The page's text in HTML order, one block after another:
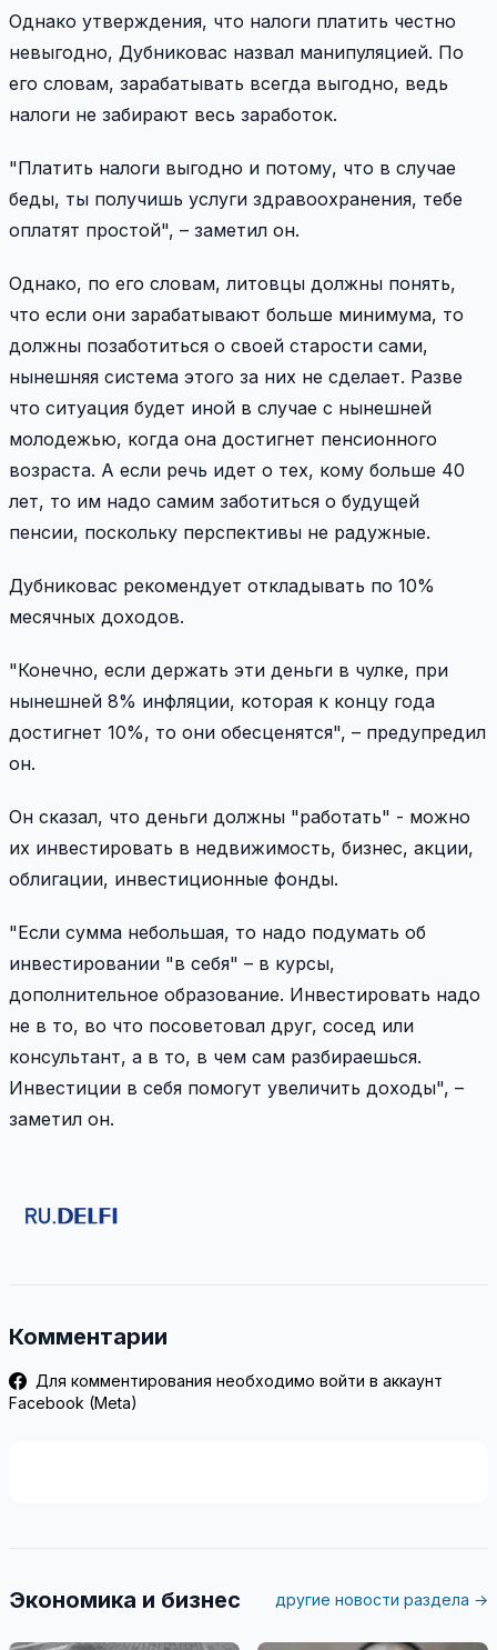
Однако утверждения, что налоги платить честно
невыгодно, Дубниковас назвал манипуляцией. По
его словам, зарабатывать всегда выгодно, ведь
налоги не забирают весь заработок.
"Платить налоги выгодно и потому, что в случае
беды, ты получишь услуги здравоохранения, тебе
оплатят простой", – заметил он.
Однако, по его словам, литовцы должны понять,
что если они зарабатывают больше минимума, то
должны позаботиться о своей старости сами,
нынешняя система этого за них не сделает. Разве
что ситуация будет иной в случае с нынешней
молодежью, когда она достигнет пенсионного
возраста. А если речь идет о тех, кому больше 40
лет, то им надо самим заботиться о будущей
пенсии, поскольку перспективы не радужные.
Дубниковас рекомендует откладывать по 10%
месячных доходов.
"Конечно, если держать эти деньги в чулке, при
нынешней 8% инфляции, которая к концу года
достигнет 10%, то они обесценятся", – предупредил
он.
Он сказал, что деньги должны "работать" - можно
их инвестировать в недвижимость, бизнес, акции,
облигации, инвестиционные фонды.
"Если сумма небольшая, то надо подумать об
инвестировании "в себя" – в курсы,
дополнительное образование. Инвестировать надо
не в то, во что посоветовал друг, сосед или
консультант, а в то, в чем сам разбираешься.
Инвестиции в себя помогут увеличить доходы", –
заметил он.
Комментарии
Для комментирования необходимо войти в аккаунт
Facebook (Meta)
Экономика и бизнес другие новости раздела →